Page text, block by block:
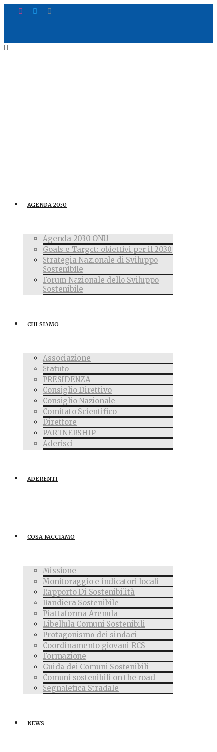
AGENDA 2030
Agenda 2030 ONU
Goals e Target: obiettivi per il 2030
Strategia Nazionale di Sviluppo
Sostenibile
Forum Nazionale dello Sviluppo
Sostenibile
CHI SIAMO
Associazione
Statuto
PRESIDENZA
Consiglio Direttivo
Consiglio Nazionale
Comitato Scientifico
Direttore
PARTNERSHIP
Aderisci
ADERENTI
COSA FACCIAMO
Missione
Monitoraggio e indicatori locali
Rapporto Di Sostenibilità
Bandiera Sostenibile
Piattaforma Arenula
Libellula Comuni Sostenibili
Protagonismo dei sindaci
Coordinamento giovani RCS
Formazione
Guida dei Comuni Sostenibili
Comuni sostenibili on the road
Segnaletica Stradale
NEWS